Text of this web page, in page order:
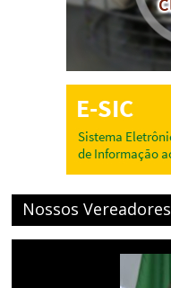
Nossos Vereadores